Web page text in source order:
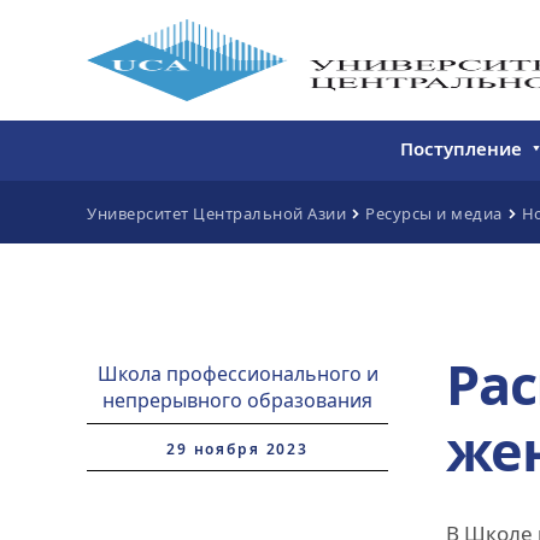
Поступление
Магистратура
образование
Университет Центральной Азии Ресурсы и медиа
Школа профессионального и
непрерывного образования
29 ноября 2023
В Школе